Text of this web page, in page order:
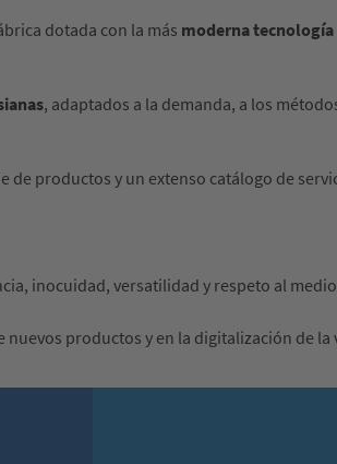
dotada con la más moderna
, adaptados a la demanda, a los
de productos y un extenso catálogo de
inocuidad, versatilidad y respeto al
productos y en la digitalización de